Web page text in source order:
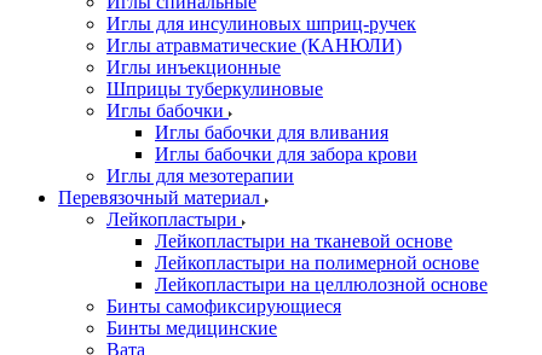
Иглы для инсулиновых шприц-ручек
Иглы атравматические (КАНЮЛИ)
Иглы инъекционные
Шприцы туберкулиновые
Иглы бабочки
Иглы бабочки для вливания
Иглы бабочки для забора крови
Иглы для мезотерапии
Перевязочный материал
Лейкопластыри
Лейкопластыри на тканевой основе
Лейкопластыри на полимерной основе
Лейкопластыри на целлюлозной основе
Бинты самофиксирующиеся
Бинты медицинские
Вата